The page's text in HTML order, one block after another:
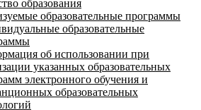
образования
образовательные программы
образовательные
об использовании при
указанных образовательных
электронного обучения и
образовательных